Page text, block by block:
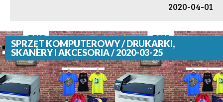
2020-04-01
SPRZĘT KOMPUTEROWY / DRUKARKI,
SKANERY I AKCESORIA / 2020-03-25